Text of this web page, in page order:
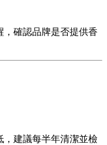
，確認品牌是否提供香
，建議每半年清潔並檢